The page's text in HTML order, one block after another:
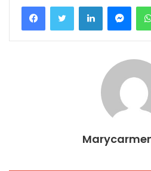
FacebookTwitter LinkedIn